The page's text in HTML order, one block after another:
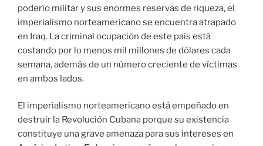
poderío militar y sus enormes reservas de riqueza, el
imperialismo norteamericano se encuentra atrapado
en Iraq. La criminal ocupación de este país está
costando por lo menos mil millones de dólares cada
semana, además de un número creciente de víctimas
en ambos lados.
El imperialismo norteamericano está empeñado en
destruir la Revolución Cubana porque su existencia
constituye una grave amenaza para sus intereses en